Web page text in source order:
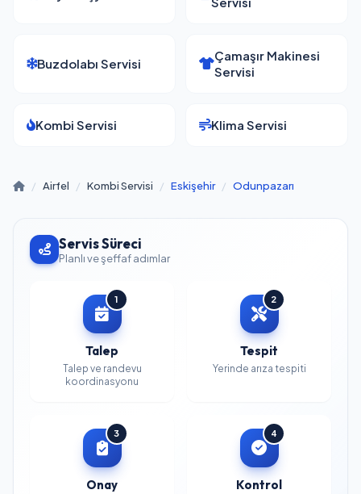
Buzdolabı Servisi
Çamaşır Makinesi
Servisi
Kombi Servisi Klima Servisi
/ Airfel / Kombi Servisi / Eskişehir / Odunpazarı
Servis Süreci
Planlı ve şeffaf adımlar
1
Talep
Talep ve randevu
koordinasyonu
2
Tespit
Yerinde arıza tespiti
3
Onay
4
Kontrol